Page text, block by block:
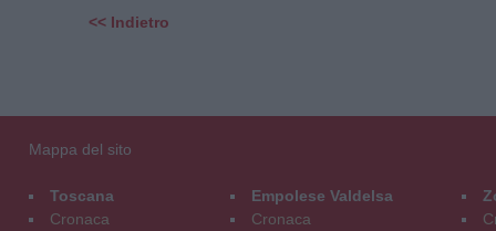
<< Indietro
Mappa del sito
Toscana
Cronaca
Empolese Valdelsa
Cronaca